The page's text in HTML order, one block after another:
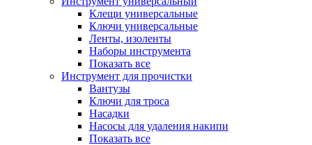
Клещи универсальные
Ключи универсальные
Ленты, изоленты
Наборы инструмента
Показать все
Инструмент для прочистки
Вантузы
Ключи для троса
Насадки
Насосы для удаления накипи
Показать все